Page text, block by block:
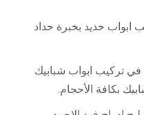
ابواب حديد بخبرة حداد
في تركيب ابواب شبابيك
بكافة الأحجام.